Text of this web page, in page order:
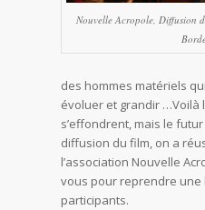
Nouvelle Acropole, Diffusion
des hommes matériels
évoluer et grandir …Voilà
s’effondrent, mais le
diffusion du film, on a
l’association Nouvelle
vous pour reprendre une
participants.